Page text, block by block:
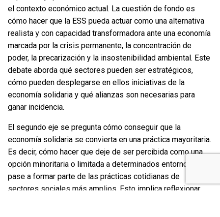
el contexto económico actual. La cuestión de fondo es
cómo hacer que la ESS pueda actuar como una alternativa
realista y con capacidad transformadora ante una economía
marcada por la crisis permanente, la concentración de
poder, la precarización y la insostenibilidad ambiental. Este
debate aborda qué sectores pueden ser estratégicos,
cómo pueden desplegarse en ellos iniciativas de la
economía solidaria y qué alianzas son necesarias para
ganar incidencia.
El segundo eje se pregunta cómo conseguir que la
economía solidaria se convierta en una práctica mayoritaria.
Es decir, cómo hacer que deje de ser percibida como una
opción minoritaria o limitada a determinados entornos y
pase a formar parte de las prácticas cotidianas de
sectores sociales más amplios. Esto implica reflexionar